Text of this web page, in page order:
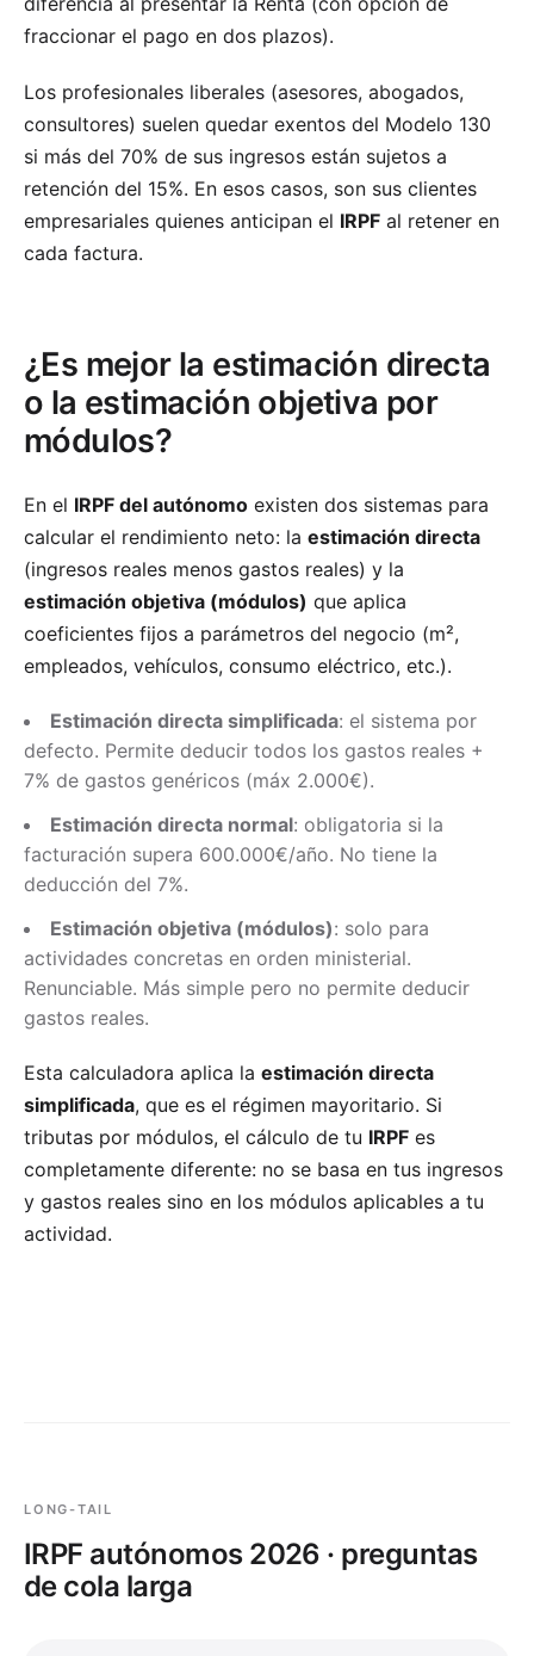
fraccionar el pago en dos plazos).
Los profesionales liberales (asesores, abogados,
consultores) suelen quedar exentos del Modelo 130
si más del 70% de sus ingresos están sujetos a
retención del 15%. En esos casos, son sus clientes
empresariales quienes anticipan el IRPF al retener en
cada factura.
¿Es mejor la estimación directa
o la estimación objetiva por
módulos?
En el IRPF del autónomo existen dos sistemas para
calcular el rendimiento neto: la estimación directa
(ingresos reales menos gastos reales) y la
estimación objetiva (módulos) que aplica
coeficientes fijos a parámetros del negocio (m²,
empleados, vehículos, consumo eléctrico, etc.).
Estimación directa simplificada: el sistema por
defecto. Permite deducir todos los gastos reales +
7% de gastos genéricos (máx 2.000€).
Estimación directa normal: obligatoria si la
facturación supera 600.000€/año. No tiene la
deducción del 7%.
Estimación objetiva (módulos): solo para
actividades concretas en orden ministerial.
Renunciable. Más simple pero no permite deducir
gastos reales.
Esta calculadora aplica la estimación directa
simplificada, que es el régimen mayoritario. Si
tributas por módulos, el cálculo de tu IRPF es
completamente diferente: no se basa en tus ingresos
y gastos reales sino en los módulos aplicables a tu
actividad.
LONG-TAIL
IRPF autónomos 2026 · preguntas
de cola larga